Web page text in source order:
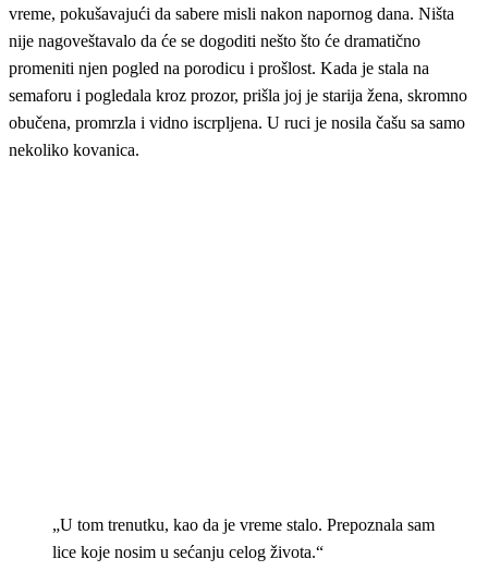
vreme, pokušavajući da sabere misli nakon napornog dana. Ništa
nije nagoveštavalo da će se dogoditi nešto što će dramatično
promeniti njen pogled na porodicu i prošlost. Kada je stala na
semaforu i pogledala kroz prozor, prišla joj je starija žena, skromno
obučena, promrzla i vidno iscrpljena. U ruci je nosila čašu sa samo
nekoliko kovanica.
„U tom trenutku, kao da je vreme stalo. Prepoznala sam
lice koje nosim u sećanju celog života.“